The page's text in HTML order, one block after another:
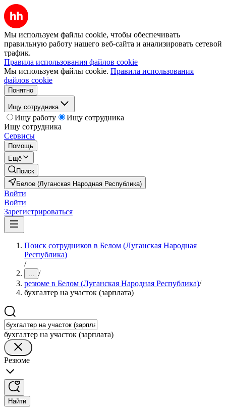
Мы используем файлы cookie, чтобы обеспечивать
правильную работу нашего веб-сайта и анализировать сетевой
трафик.
Правила использования файлов cookie
Мы используем файлы cookie. Правила использования
файлов cookie
Понятно
Ищу сотрудника
Ищу работу
Ищу сотрудника
Ищу сотрудника
Сервисы
Помощь
Ещё
Поиск
Белое (Луганская Народная Республика)
Войти
Войти
Зарегистрироваться
Поиск сотрудников в Белом (Луганская Народная
Республика)
/
... /
резюме в Белом (Луганская Народная Республика)/
бухгалтер на участок (зарплата)
бухгалтер на участок (зарплата)
Резюме
Найти